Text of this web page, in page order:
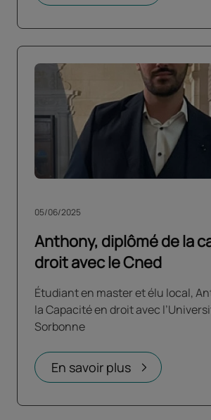
Anthony, diplômé de la
droit avec le Cned
05/06/2025
Étudiant en master et élu local,
la Capacité en droit avec
Sorbonne
En savoir plus